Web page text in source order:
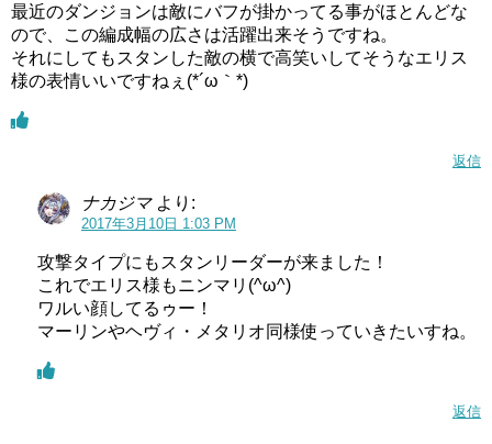
最近のダンジョンは敵にバフが掛かってる事がほとんどな
ので、この編成幅の広さは活躍出来そうですね。
それにしてもスタンした敵の横で高笑いしてそうなエリス
様の表情いいですねぇ(*´ω｀*)
返信
ナカジマ より:
2017年3月10日 1:03 PM
攻撃タイプにもスタンリーダーが来ました！
これでエリス様もニンマリ(^ω^)
ワルい顔してるゥー！
マーリンやヘヴィ・メタリオ同様使っていきたいすね。
返信